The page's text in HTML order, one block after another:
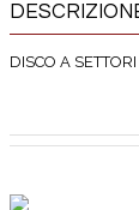
DISCO A